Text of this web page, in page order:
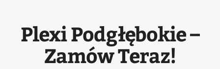
Plexi Podgłębokie –
Zamów Teraz!